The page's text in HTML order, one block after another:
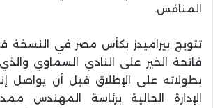
المنافس.
تتويج بيراميدز بكأس مصر في النسخة
فاتحة الخير على النادي السماوي
بطولاته على الإطلاق قبل أن يواصل
الإدارة الحالية برئاسة المهندس